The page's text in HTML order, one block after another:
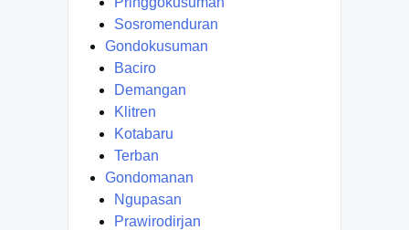
Sosromenduran
Gondokusuman
Baciro
Demangan
Klitren
Kotabaru
Terban
Gondomanan
Ngupasan
Prawirodirjan